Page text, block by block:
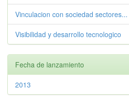
Vinculacion con sociedad sectores...
Visibilidad y desarrollo tecnologico
Fecha de lanzamiento
2013